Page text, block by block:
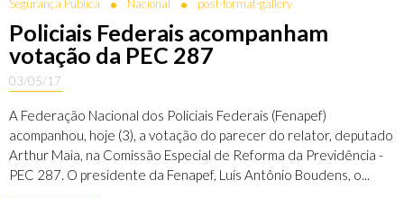
Segurança Pública Nacional post-format-gallery
Policiais Federais acompanham
votação da PEC 287
03/05/17
A Federação Nacional dos Policiais Federais (Fenapef)
acompanhou, hoje (3), a votação do parecer do relator, deputado
Arthur Maia, na Comissão Especial de Reforma da Previdência -
PEC 287. O presidente da Fenapef, Luís Antônio Boudens, o...